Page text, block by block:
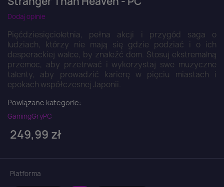
Dodaj opinie
Pięćdziesięcioletnia, pełna akcji i przygód saga o
ludziach, którzy nie mają się gdzie podziać i o ich
desperackiej walce, by znaleźć dom. Stosuj ekstremalną
przemoc, aby przetrwać i wykorzystaj swe muzyczne
talenty, aby prowadzić karierę w pięciu miastach i
epokach współczesnej Japonii.
Powiązane kategorie:
GamingGryPC
249,99 zł
Platforma